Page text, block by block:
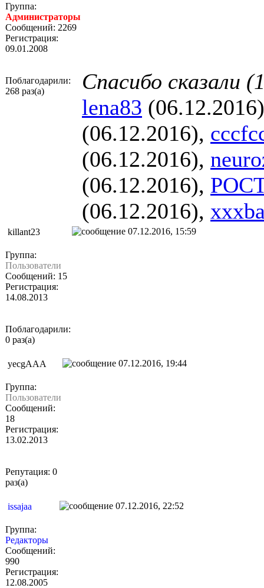
Группа:
Администраторы
Сообщений: 2269
Регистрация:
09.01.2008
Поблагодарили:
268 раз(а)
Спасибо сказали
lena83
(06.12.2016),
(06.12.2016),
(06.12.2016),
(06.12.2016),
killant23 07.12.2016, 15:59
Группа:
Пользователи
Сообщений: 15
Регистрация:
14.08.2013
Поблагодарили:
0 раз(а)
yecgAAA 07.12.2016, 19:44
Группа:
Пользователи
Сообщений:
18
Регистрация:
13.02.2013
Репутация: 0
раз(а)
issajaa 07.12.2016, 22:52
Группа:
Редакторы
Сообщений:
990
Регистрация:
12.08.2005